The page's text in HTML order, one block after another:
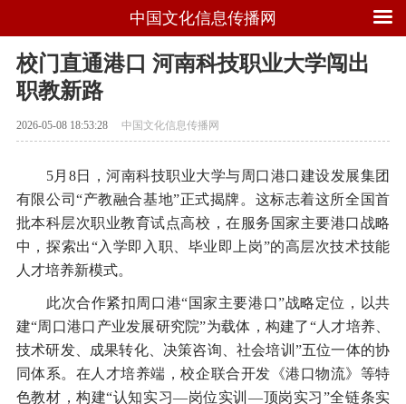
中国文化信息传播网
校门直通港口 河南科技职业大学闯出
职教新路
2026-05-08 18:53:28 中国文化信息传播网
5月8日，河南科技职业大学与周口港口建设发展集团
有限公司“产教融合基地”正式揭牌。这标志着这所全国首
批本科层次职业教育试点高校，在服务国家主要港口战略
中，探索出“入学即入职、毕业即上岗”的高层次技术技能
人才培养新模式。
此次合作紧扣周口港“国家主要港口”战略定位，以共
建“周口港口产业发展研究院”为载体，构建了“人才培养、
技术研发、成果转化、决策咨询、社会培训”五位一体的协
同体系。在人才培养端，校企联合开发《港口物流》等特
色教材，构建“认知实习—岗位实训—顶岗实习”全链条实